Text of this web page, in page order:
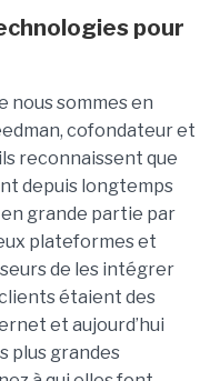
pour
nous sommes en
cofondateur et
reconnaissent que
depuis longtemps
grande partie par
plateformes et
de les intégrer
étaient des
et aujourd’hui
plus grandes